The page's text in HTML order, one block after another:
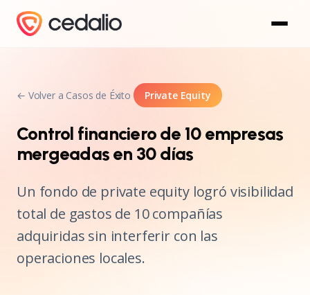
← Volver a Casos de Éxito Private Equity
Control financiero de 10 empresas
mergeadas en 30 días
Un fondo de private equity logró visibilidad
total de gastos de 10 compañías
adquiridas sin interferir con las
operaciones locales.